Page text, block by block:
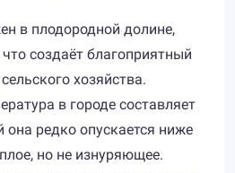
в плодородной долине,
создаёт благоприятный
хозяйства.
в городе составляет
она редко опускается ниже
но не изнуряющее.